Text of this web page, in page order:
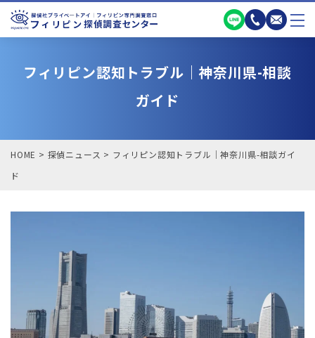
フィリピン認知トラブル｜神奈川県-相談
ガイド
HOME > 探偵ニュース > フィリピン認知トラブル｜神奈川県-相談ガイ
ド